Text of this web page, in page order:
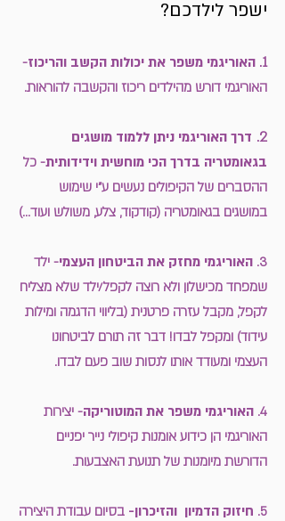
ישפר לילדכם?
1. האוריגמי משפר את יכולות הקשב והריכוז-
האוריגמי דורש מהילדים ריכוז והקשבה להוראות.
2. דרך האוריגמי ניתן ללמוד מושגים
בגאומטריה בדרך הכי מוחשית וידידותית- כל
ההסברים של הקיפולים נעשים ע"י שימוש
במושגים בגאומטריה (קודקוד, צלע, משולש ועוד...)
3. האוריגמי מחזק את הביטחון העצמי- ילד
שמפחד מכישלון ולא רוצה לקפל/ילד שלא מצליח
לקפל, מקבל עזרה פרטנית (בליווי הדגמה ומילות
עידוד) ומקפל לבדו! דבר זה תורם לביטחונו
העצמי ומעודד אותו לנסות שוב פעם לבדו.
4. האוריגמי משפר את המוטוריקה- יצירות
האוריגמי הן כידוע אומנות קיפולי נייר יפניים
הדורשת מיומנות של תנועת האצבעות.
5. חיזוק הדמיון והזיכרון- בסיום עבודת היצירה